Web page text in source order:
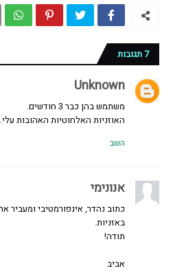
7 תגובות
Unknown
משתמש בהן כבר 3 חודשים.
האוזניות האלחוטיות האהובות עלי.
השב
אנונימי
באזניות.
תודה!
אביב